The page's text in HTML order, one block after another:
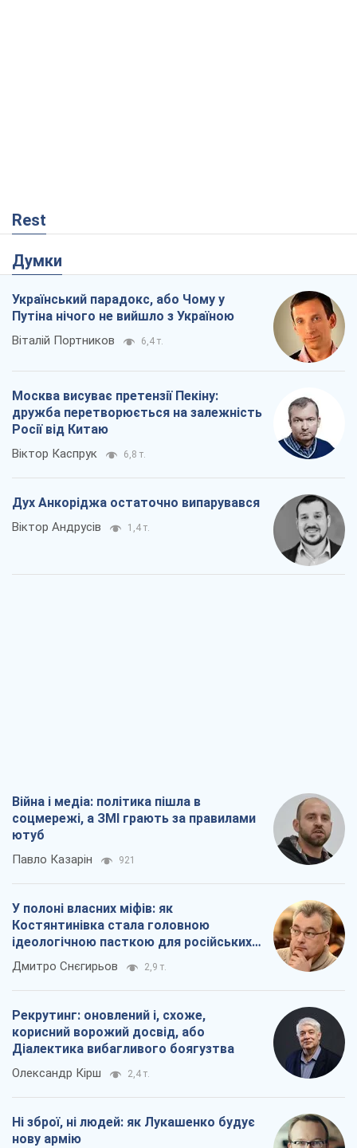
Rest
Думки
Український парадокс, або Чому у
Путіна нічого не вийшло з Україною
Віталій Портников 6,4 т.
Москва висуває претензії Пекіну:
дружба перетворюється на залежність
Росії від Китаю
Віктор Каспрук 6,8 т.
Дух Анкоріджа остаточно випарувався
Віктор Андрусів 1,4 т.
Війна і медіа: політика пішла в
соцмережі, а ЗМІ грають за правилами
ютуб
Павло Казарін 921
У полоні власних міфів: як
Костянтинівка стала головною
ідеологічною пасткою для російських
окупантів
Дмитро Снєгирьов 2,9 т.
Рекрутинг: оновлений і, схоже,
корисний ворожий досвід, або
Діалектика вибагливого боягузтва
Олександр Кірш 2,4 т.
Ні зброї, ні людей: як Лукашенко будує
нову армію